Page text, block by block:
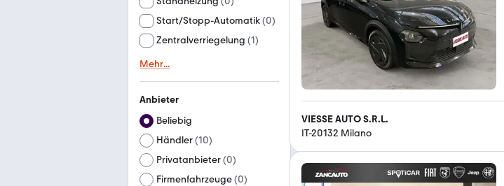
Start/Stopp-Automatik(0)
Zentralverriegelung (1)
Mehr...
Anbieter
Beliebig
Händler(10)
Privatanbieter(0)
Firmenfahrzeuge(0)
VIESSE AUTO S.R.L.
IT-20132 Milano